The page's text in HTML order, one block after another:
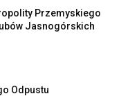
Przemyskiego
Jasnogórskich
Odpustu